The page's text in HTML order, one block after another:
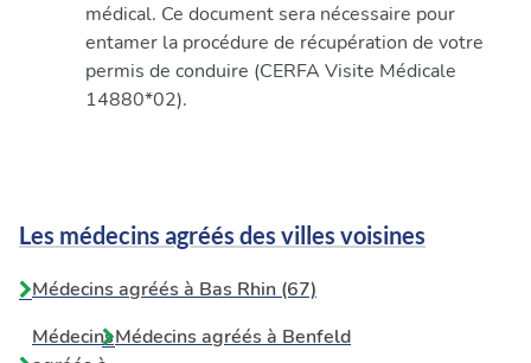
médical. Ce document sera nécessaire pour
entamer la procédure de récupération de votre
permis de conduire (CERFA Visite Médicale
14880*02).
Les médecins agréés des villes voisines
Médecins agréés à Bas Rhin (67)
MédecinsMédecins agréés à Benfeld